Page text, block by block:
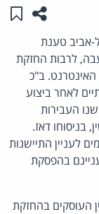
שתפו
אביב טענת
לרבות החזקת
האינטרנט. ב"כ
לאחר ביצוע
העבירות
לחוק העונשין, בניסוחו דאז.
לעניין התיישנות
שעניינם בהפסקת
העוסקים בהחזקת